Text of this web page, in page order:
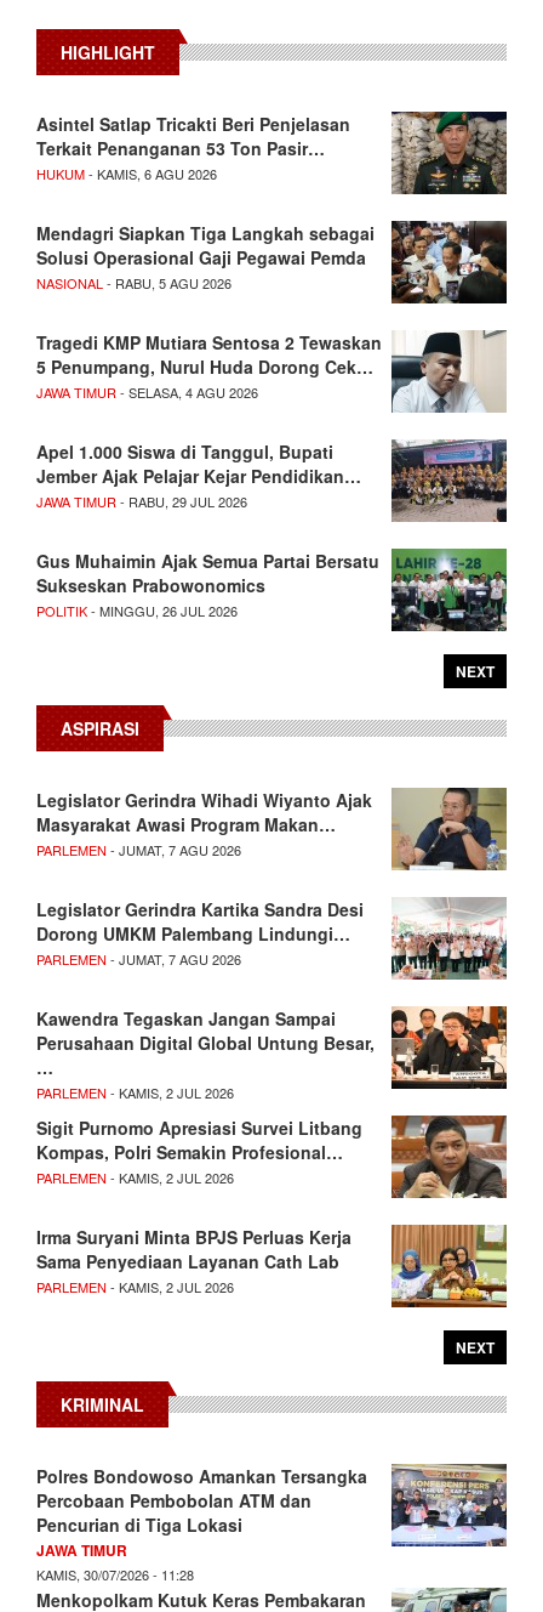
HIGHLIGHT
Asintel Satlap Tricakti Beri Penjelasan
Terkait Penanganan 53 Ton Pasir…
HUKUM- KAMIS, 6 AGU 2026
Mendagri Siapkan Tiga Langkah sebagai
Solusi Operasional Gaji Pegawai Pemda
NASIONAL - RABU, 5 AGU 2026
Tragedi KMP Mutiara Sentosa 2 Tewaskan
5 Penumpang, Nurul Huda Dorong Cek…
JAWA TIMUR - SELASA, 4 AGU 2026
Apel 1.000 Siswa di Tanggul, Bupati
Jember Ajak Pelajar Kejar Pendidikan…
JAWA TIMUR - RABU, 29 JUL 2026
Gus Muhaimin Ajak Semua Partai Bersatu
Sukseskan Prabowonomics
POLITIK- MINGGU, 26 JUL 2026
NEXT
ASPIRASI
Legislator Gerindra Wihadi Wiyanto Ajak
Masyarakat Awasi Program Makan…
PARLEMEN - JUMAT, 7 AGU 2026
Legislator Gerindra Kartika Sandra Desi
Dorong UMKM Palembang Lindungi…
PARLEMEN - JUMAT, 7 AGU 2026
Kawendra Tegaskan Jangan Sampai
Perusahaan Digital Global Untung Besar,
…
PARLEMEN - KAMIS, 2 JUL 2026
Sigit Purnomo Apresiasi Survei Litbang
Kompas, Polri Semakin Profesional…
PARLEMEN - KAMIS, 2 JUL 2026
Irma Suryani Minta BPJS Perluas Kerja
Sama Penyediaan Layanan Cath Lab
PARLEMEN - KAMIS, 2 JUL 2026
NEXT
KRIMINAL
Polres Bondowoso Amankan Tersangka
Percobaan Pembobolan ATM dan
Pencurian di Tiga Lokasi
JAWA TIMUR
KAMIS, 30/07/2026 - 11:28
Menkopolkam Kutuk Keras Pembakaran